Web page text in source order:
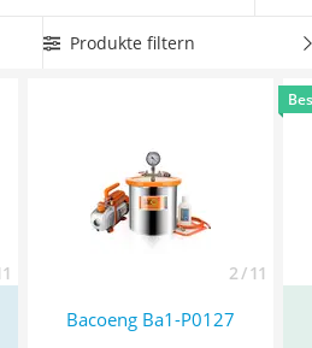
unserer Vergleichstabelle eine
ist
. Überzeugt hat uns hier im
Modell
Produkte filtern
2 / 11
Bacoeng ‎Ba1-P0127